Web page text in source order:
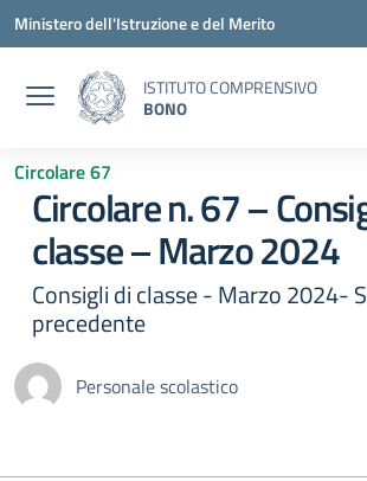
Vai ai contenuti
Vai al menu di navigazione
Vai al footer
Ministero dell'Istruzione e del Merito
ISTITUTO COMPRENSIVO
BONO
Circolare 67
Circolare n. 67 –
classe – Marzo 2024
Consigli di classe - Marzo 2024-
precedente
Personale scolastico